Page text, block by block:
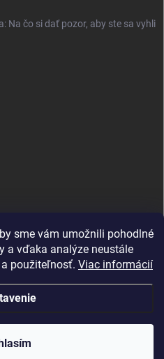
sme vám umožnili pohodlné
a vďaka analýze neustále
použiteľnosť. Viac informácií
Na čo si dať pozor, aby ste sa vyhli
. Všetky práva vyhradené.